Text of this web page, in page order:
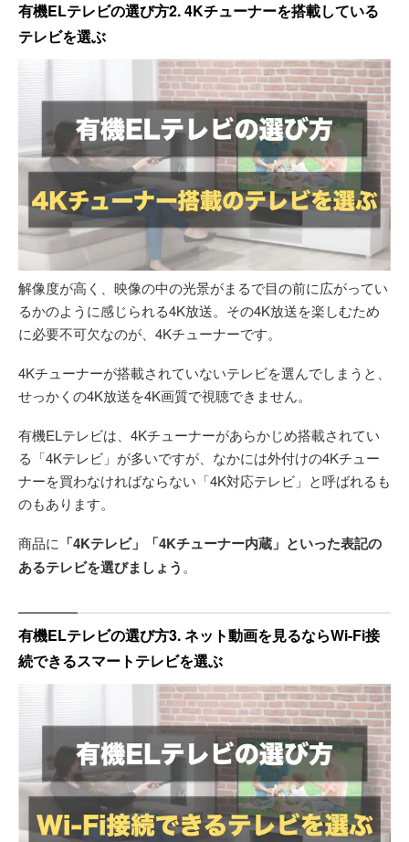
有機ELテレビの選び方2. 4Kチューナーを搭載している
テレビを選ぶ
解像度が高く、映像の中の光景がまるで目の前に広がってい
るかのように感じられる4K放送。その4K放送を楽しむため
に必要不可欠なのが、4Kチューナーです。
4Kチューナーが搭載されていないテレビを選んでしまうと、
せっかくの4K放送を4K画質で視聴できません。
有機ELテレビは、4Kチューナーがあらかじめ搭載されてい
る「4Kテレビ」が多いですが、なかには外付けの4Kチュー
ナーを買わなければならない「4K対応テレビ」と呼ばれるも
のもあります。
商品に 「4Kテレビ」「4Kチューナー内蔵」といった表記の
あるテレビを選びましょう 。
有機ELテレビの選び方3. ネット動画を見るならWi-Fi接
続できるスマートテレビを選ぶ